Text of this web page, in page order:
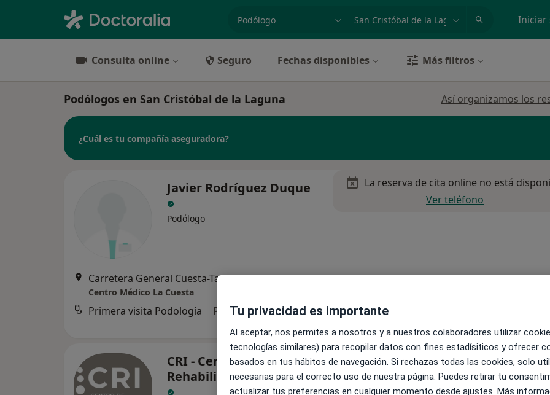
especialidad, enfermedad o nombre
p. ej. Madrid Iniciar
Consulta online Seguro Fechas disponibles Más filtros
Podólogos en San Cristóbal de la Laguna Así organizamos los
¿Cuál es tu compañía aseguradora?
Javier Rodríguez Duque
Podólogo
Carretera General Cuesta-Taco, 17,, La Cuesta de Arguijon •Mapa
Centro Médico La Cuesta
Primera visita Podología Precio sin especificar
La reserva de cita online no está
Ver teléfono
CRI - Centro de
Rehabilitación Integral
La reserva de cita online no está
Mostrar perfil
Tu privacidad es importante
Al aceptar, nos permites a nosotros y a nuestros colaboradores utilizar
tecnologías similares) para recopilar datos con fines estadísiticos y ofrecer
basados en tus hábitos de navegación. Si rechazas todas las cookies, solo
necesarias para el correcto uso de nuestra página. Puedes retirar tu
actualizar tus preferencias en cualquier momento desde ajustes. Más